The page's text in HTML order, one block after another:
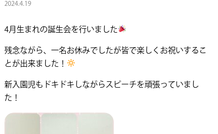
2024.4.19
4月生まれの誕生会を行いました
残念ながら、一名お休みでしたが皆で楽しくお祝いするこ
とが出来ました！
新入園児もドキドキしながらスピーチを頑張っていまし
た！